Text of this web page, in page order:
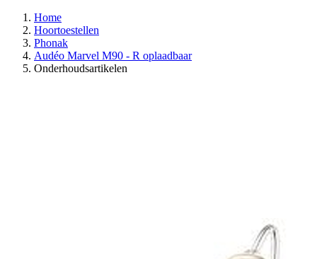
Home
Hoortoestellen
Phonak
Audéo Marvel M90 - R oplaadbaar
Onderhoudsartikelen